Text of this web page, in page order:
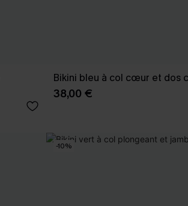
Bikini bleu à col cœur et dos
38,00 €
-10%